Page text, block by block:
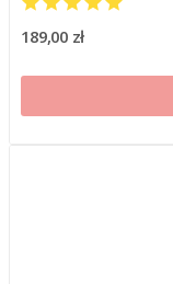
189,00 zł